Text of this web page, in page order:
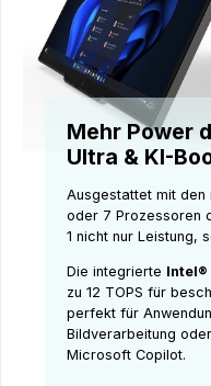
Mehr Power
Ultra & KI-
Ausgestattet mit den
oder 7 Prozessoren
1 nicht nur Leistung,
Die integrierte Intel®
zu 12 TOPS für
perfekt für
Bildverarbeitung
Microsoft Copilot.